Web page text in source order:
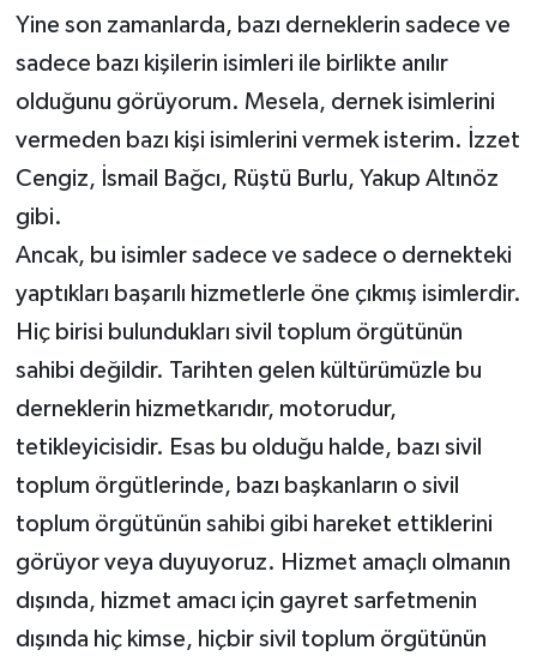
Yine son zamanlarda, bazı derneklerin sadece ve
sadece bazı kişilerin isimleri ile birlikte anılır
olduğunu görüyorum. Mesela, dernek isimlerini
vermeden bazı kişi isimlerini vermek isterim. İzzet
Cengiz, İsmail Bağcı, Rüştü Burlu, Yakup Altınöz
gibi.
Ancak, bu isimler sadece ve sadece o dernekteki
yaptıkları başarılı hizmetlerle öne çıkmış isimlerdir.
Hiç birisi bulundukları sivil toplum örgütünün
sahibi değildir. Tarihten gelen kültürümüzle bu
derneklerin hizmetkarıdır, motorudur,
tetikleyicisidir. Esas bu olduğu halde, bazı sivil
toplum örgütlerinde, bazı başkanların o sivil
toplum örgütünün sahibi gibi hareket ettiklerini
görüyor veya duyuyoruz. Hizmet amaçlı olmanın
dışında, hizmet amacı için gayret sarfetmenin
dışında hiç kimse, hiçbir sivil toplum örgütünün